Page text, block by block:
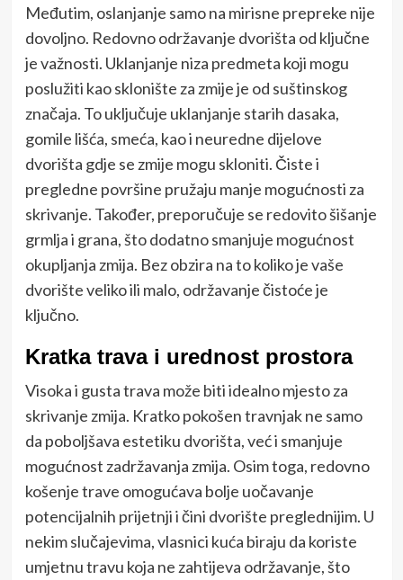
Međutim, oslanjanje samo na mirisne prepreke nije
dovoljno. Redovno održavanje dvorišta od ključne
je važnosti. Uklanjanje niza predmeta koji mogu
poslužiti kao sklonište za zmije je od suštinskog
značaja. To uključuje uklanjanje starih dasaka,
gomile lišća, smeća, kao i neuredne dijelove
dvorišta gdje se zmije mogu skloniti. Čiste i
pregledne površine pružaju manje mogućnosti za
skrivanje. Također, preporučuje se redovito šišanje
grmlja i grana, što dodatno smanjuje mogućnost
okupljanja zmija. Bez obzira na to koliko je vaše
dvorište veliko ili malo, održavanje čistoće je
ključno.
Kratka trava i urednost prostora
Visoka i gusta trava može biti idealno mjesto za
skrivanje zmija. Kratko pokošen travnjak ne samo
da poboljšava estetiku dvorišta, već i smanjuje
mogućnost zadržavanja zmija. Osim toga, redovno
košenje trave omogućava bolje uočavanje
potencijalnih prijetnji i čini dvorište preglednijim. U
nekim slučajevima, vlasnici kuća biraju da koriste
umjetnu travu koja ne zahtijeva održavanje, što